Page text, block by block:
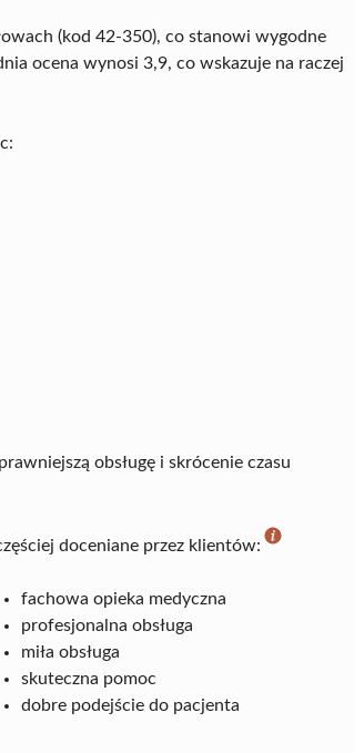
(kod 42-350), co stanowi wygodne
ocena wynosi 3,9, co wskazuje na raczej
obsługę i skrócenie czasu
doceniane przez klientów:
fachowa opieka medyczna
profesjonalna obsługa
miła obsługa
skuteczna pomoc
dobre podejście do pacjenta